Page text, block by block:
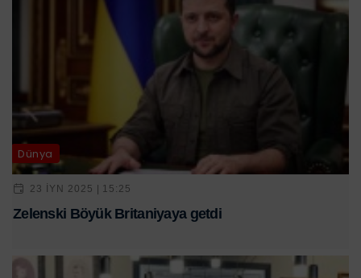
Dünya
23 IYN 2025 | 15:25
Zelenski Böyük Britaniyaya getdi